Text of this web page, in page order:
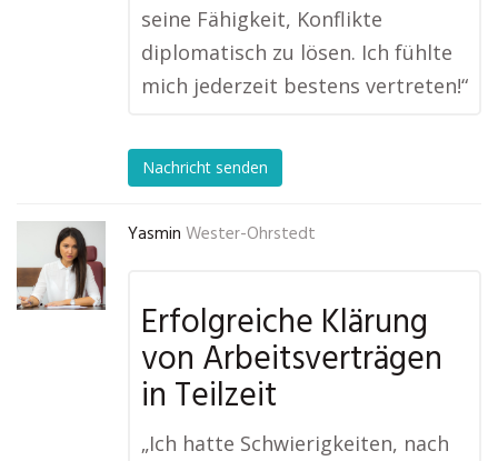
seine Fähigkeit, Konflikte
diplomatisch zu lösen. Ich fühlte
mich jederzeit bestens vertreten!“
Nachricht senden
Yasmin Wester-Ohrstedt
Erfolgreiche Klärung
von Arbeitsverträgen
in Teilzeit
„Ich hatte Schwierigkeiten, nach